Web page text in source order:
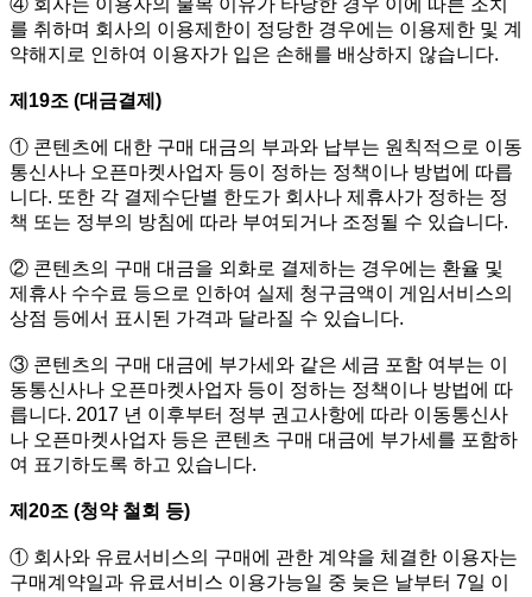
를 취하며 회사의 이용제한이 정당한 경우에는 이용제한 및 계
약해지로 인하여 이용자가 입은 손해를 배상하지 않습니다.
제19조 (대금결제)
① 콘텐츠에 대한 구매 대금의 부과와 납부는 원칙적으로 이동
통신사나 오픈마켓사업자 등이 정하는 정책이나 방법에 따릅
니다. 또한 각 결제수단별 한도가 회사나 제휴사가 정하는 정
책 또는 정부의 방침에 따라 부여되거나 조정될 수 있습니다.
② 콘텐츠의 구매 대금을 외화로 결제하는 경우에는 환율 및
제휴사 수수료 등으로 인하여 실제 청구금액이 게임서비스의
상점 등에서 표시된 가격과 달라질 수 있습니다.
③ 콘텐츠의 구매 대금에 부가세와 같은 세금 포함 여부는 이
동통신사나 오픈마켓사업자 등이 정하는 정책이나 방법에 따
릅니다. 2017 년 이후부터 정부 권고사항에 따라 이동통신사
나 오픈마켓사업자 등은 콘텐츠 구매 대금에 부가세를 포함하
여 표기하도록 하고 있습니다.
제20조 (청약 철회 등)
① 회사와 유료서비스의 구매에 관한 계약을 체결한 이용자는
구매계약일과 유료서비스 이용가능일 중 늦은 날부터 7일 이